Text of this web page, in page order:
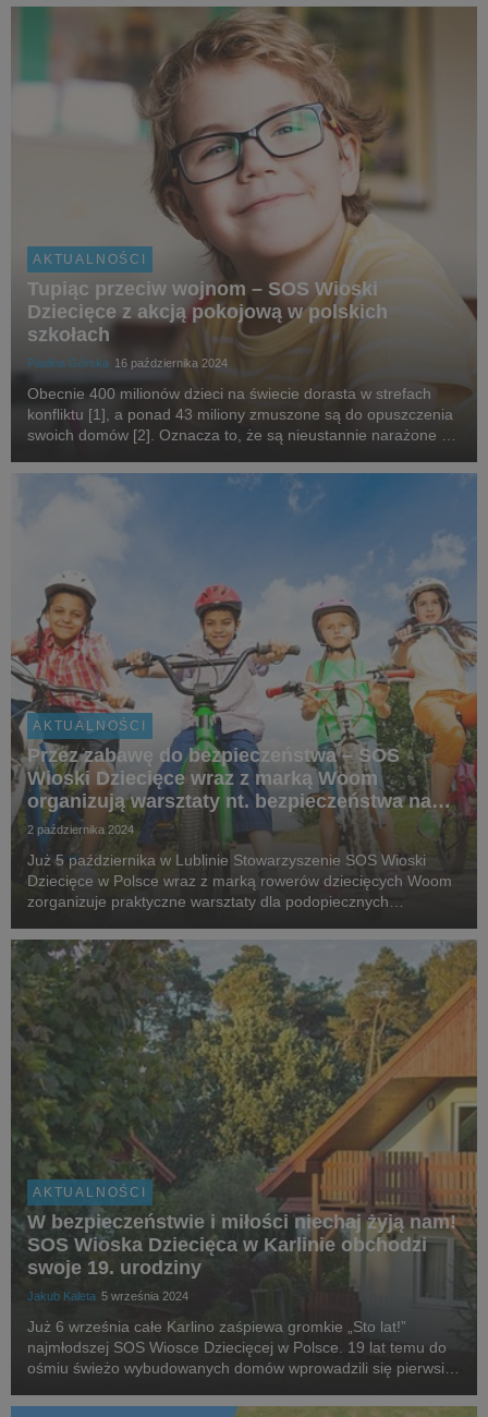
nie tylko dzieci opuszczonych czy osieroc...
AKTUALNOŚCI
Tupiąc przeciw wojnom – SOS Wioski
Dziecięce z akcją pokojową w polskich
szkołach
Paulina Górska 16 października 2024
Obecnie 400 milionów dzieci na świecie dorasta w strefach
konfliktu [1], a ponad 43 miliony zmuszone są do opuszczenia
swoich domów [2]. Oznacza to, że są nieustannie narażone na
jako organizacja, która już od 40...
AKTUALNOŚCI
Przez zabawę do bezpieczeństwa – SOS
Wioski Dziecięce wraz z marką Woom
organizują warsztaty nt. bezpieczeństwa na
drodze
2 października 2024
Już 5 października w Lublinie Stowarzyszenie SOS Wioski
Dziecięce w Polsce wraz z marką rowerów dziecięcych Woom
zorganizuje praktyczne warsztaty dla podopiecznych
bezpieczeństwa na drodze – a wszystko w formie zabawy,
zdrow...
AKTUALNOŚCI
W bezpieczeństwie i miłości niechaj żyją nam!
SOS Wioska Dziecięca w Karlinie obchodzi
swoje 19. urodziny
Jakub Kaleta 5 września 2024
Już 6 września całe Karlino zaśpiewa gromkie „Sto lat!”
najmłodszej SOS Wiosce Dziecięcej w Polsce. 19 lat temu do
ośmiu świeżo wybudowanych domów wprowadzili się pierwsi
bezpieczną przystanią oraz domem pełny...